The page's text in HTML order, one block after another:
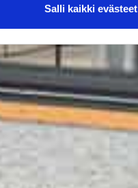
Salli kaikki evästeet